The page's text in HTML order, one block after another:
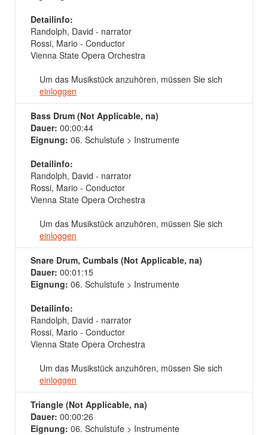
Detailinfo:
Randolph, David - narrator
Rossi, Mario - Conductor
Vienna State Opera Orchestra
Um das Musikstück anzuhören, müssen Sie sich
einloggen
Bass Drum (Not Applicable, na)
Dauer: 00:00:44
Eignung: 06. Schulstufe > Instrumente
Detailinfo:
Randolph, David - narrator
Rossi, Mario - Conductor
Vienna State Opera Orchestra
Um das Musikstück anzuhören, müssen Sie sich
einloggen
Snare Drum, Cumbals (Not Applicable, na)
Dauer: 00:01:15
Eignung: 06. Schulstufe > Instrumente
Detailinfo:
Randolph, David - narrator
Rossi, Mario - Conductor
Vienna State Opera Orchestra
Um das Musikstück anzuhören, müssen Sie sich
einloggen
Triangle (Not Applicable, na)
Dauer: 00:00:26
Eignung: 06. Schulstufe > Instrumente